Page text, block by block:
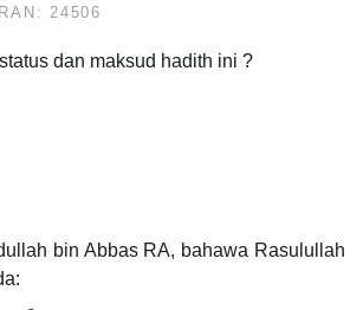
24506
dan maksud hadith ini ?
bin Abbas RA, bahawa Rasulullah